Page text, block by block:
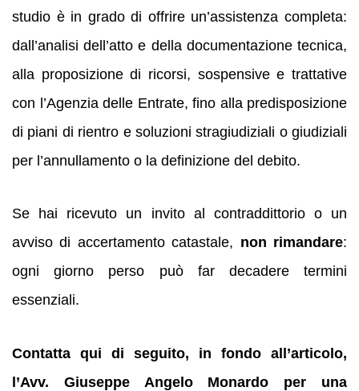
studio è in grado di offrire un’assistenza completa:
dall’analisi dell’atto e della documentazione tecnica,
alla proposizione di ricorsi, sospensive e trattative
con l’Agenzia delle Entrate, fino alla predisposizione
di piani di rientro e soluzioni stragiudiziali o giudiziali
per l’annullamento o la definizione del debito.
Se hai ricevuto un invito al contraddittorio o un
avviso di accertamento catastale, non rimandare:
ogni giorno perso può far decadere termini
essenziali.
Contatta qui di seguito, in fondo all’articolo,
l’Avv. Giuseppe Angelo Monardo per una